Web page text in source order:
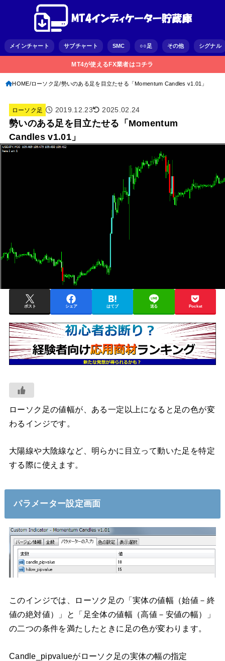
メインチャート サブチャート SMC ○○足 その他 シグナル
MT4が使えるFX業者はコチラ
HOME ローソク足 勢いのある足を目立たせる「Momentum Candles v1.01」
ローソク足 2019.12.23 2025.02.24
勢いのある足を目立たせる「Momentum
Candles v1.01」
ポスト シェア はてブ 送る Pocket
ローソク足の値幅が、ある一定以上になると足の色が変
わるインジです。
大陽線や大陰線など、明らかに目立って動いた足を特定
する際に使えます。
パラメーター設定画面
このインジでは、ローソク足の「実体の値幅（始値－終
値の絶対値）」と「足全体の値幅（高値－安値の幅）」
の二つの条件を満たしたときに足の色が変わります。
Candle_pipvalueがローソク足の実体の幅の指定